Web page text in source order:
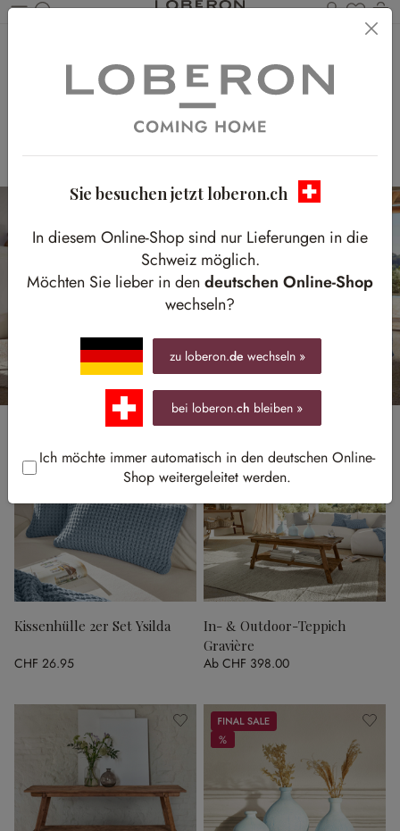
Du
Ein Wohnzimmer,
zwei Looks
Wohnen wie im Süden: Natürliche Materialien und
Kissenhülle 2er Set Ysilda
CHF 26.95
In- & Outdoor-Teppich
Gravière
Ab CHF 398.00
Sale
%
%
Sie besuchen jetzt loberon.ch
In diesem Online-Shop sind nur Lieferungen in die
Schweiz möglich.
Möchten Sie lieber in den deutschen Online-Shop
wechseln?
zu loberon.de wechseln »
bei loberon.ch bleiben »
Ich möchte immer automatisch in den deutschen Online-
Shop weitergeleitet werden.